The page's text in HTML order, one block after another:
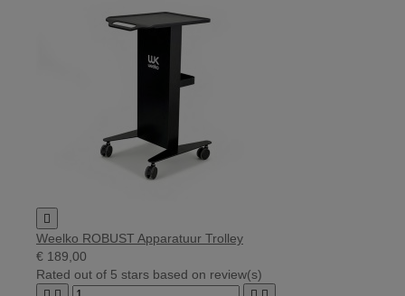

Weelko ROBUST Apparatuur Trolley
€ 189,00
Rated out of 5 stars based on review(s)